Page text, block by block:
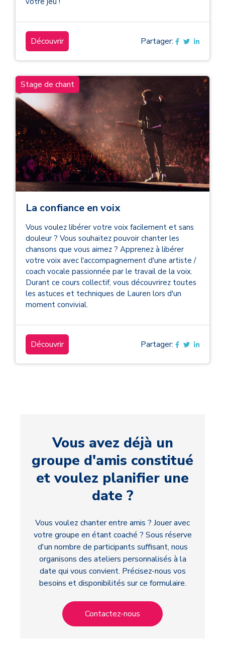
Découvrir Partager:
Stage de chant
La confiance en voix
Vous voulez libérer votre voix facilement et sans
douleur ? Vous souhaitez pouvoir chanter les
chansons que vous aimez ? Apprenez à libérer
votre voix avec l'accompagnement d'une artiste /
coach vocale passionnée par le travail de la voix.
Durant ce cours collectif, vous découvrirez toutes
les astuces et techniques de Lauren lors d'un
moment convivial.
Découvrir Partager:
Vous avez déjà un
groupe d'amis constitué
et voulez planifier une
date ?
Vous voulez chanter entre amis ? Jouer avec
votre groupe en étant coaché ? Sous réserve
d'un nombre de participants suffisant, nous
organisons des ateliers personnalisés à la
date qui vous convient. Précisez-nous vos
besoins et disponibilités sur ce formulaire.
Contactez-nous